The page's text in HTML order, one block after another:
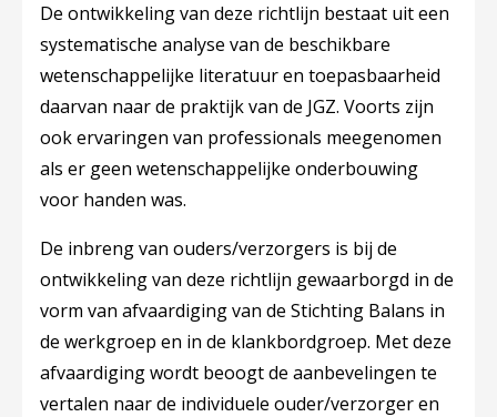
De ontwikkeling van deze richtlijn bestaat uit een
systematische analyse van de beschikbare
wetenschappelijke literatuur en toepasbaarheid
daarvan naar de praktijk van de JGZ. Voorts zijn
ook ervaringen van professionals meegenomen
als er geen wetenschappelijke onderbouwing
voor handen was.
De inbreng van ouders/verzorgers is bij de
ontwikkeling van deze richtlijn gewaarborgd in de
vorm van afvaardiging van de Stichting Balans in
de werkgroep en in de klankbordgroep. Met deze
afvaardiging wordt beoogt de aanbevelingen te
vertalen naar de individuele ouder/verzorger en